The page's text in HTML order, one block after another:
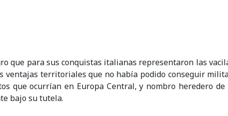
que para sus conquistas italianas representaron las
ventajas territoriales que no había podido conseguir
que ocurrían en Europa Central, y nombro heredero
bajo su tutela.